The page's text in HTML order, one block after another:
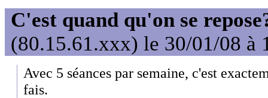
C'est quand qu'on se
(80.15.61.xxx) le 30/01/08 à
Avec 5 séances par semaine, c'est
fais.